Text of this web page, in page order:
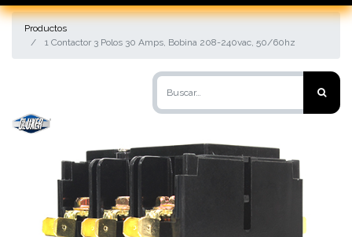
Productos
1 Contactor 3 Polos 30 Amps, Bobina 208-240vac, 50/60hz